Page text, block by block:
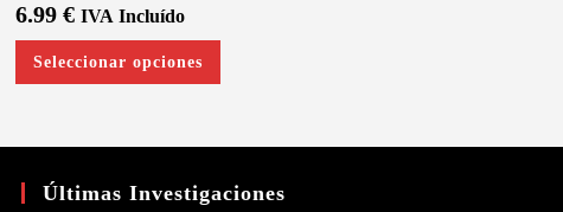
6.99 € IVA Incluído
Seleccionar opciones
tiene
opciones
elegir
Últimas Investigaciones